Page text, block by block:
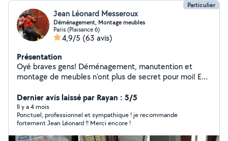
Particulier
Jean Léonard Messeroux
Déménagement, Montage meubles
Paris (Plaisance 6)
4,9/5 (63 avis)
Présentation
Oyé braves gens! Déménagement, manutention et
montage de meubles n'ont plus de secret pour moi! En
et la bonne humeur.
Dernier avis laissé par Rayan : 5/5
Il y a 4 mois
Ponctuel, professionnel et sympathique ! je recommande
fortement Jean Léonard !! Merci encore !